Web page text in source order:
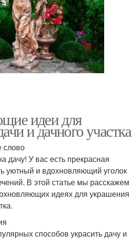
идеи для
и дачного участка
слово
дачу! У вас есть прекрасная
уютный и вдохновляющий уголок
В этой статье мы расскажем
идеях для украшения
способов украсить дачу и